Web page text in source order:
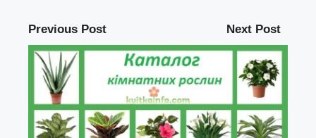
Previous Post Next Post